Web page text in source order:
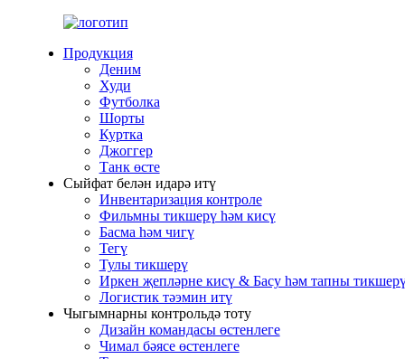
Продукция
Деним
Худи
Футболка
Шорты
Куртка
Джоггер
Танк өсте
Сыйфат белән идарә итү
Инвентаризация контроле
Фильмны тикшерү һәм кисү
Басма һәм чигү
Тегү
Тулы тикшерү
Иркен җепләрне кисү & Басу һәм тапны
Логистик тәэмин итү
Чыгымнарны контрольдә тоту
Дизайн командасы өстенлеге
Чимал бәясе өстенлеге